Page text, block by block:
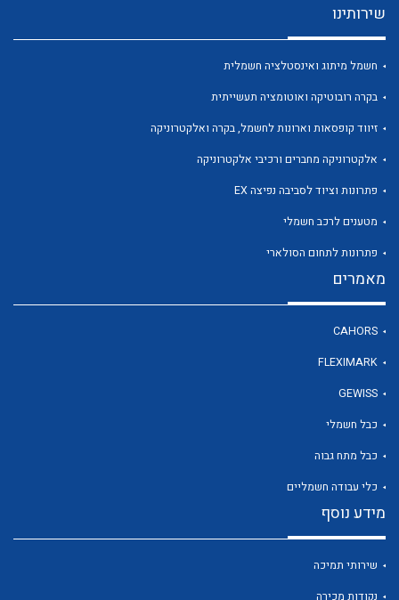
שירותינו
חשמל מיתוג ואינסטלציה חשמלית
בקרה רובוטיקה ואוטומציה תעשייתית
זיווד קופסאות וארונות לחשמל, בקרה ואלקטרוניקה
אלקטרוניקה מחברים ורכיבי אלקטרוניקה
פתרונות וציוד לסביבה נפיצה EX
מטענים לרכב חשמלי
פתרונות לתחום הסולארי
מאמרים
CAHORS
FLEXIMARK
GEWISS
כבל חשמלי
כבל מתח גבוה
כלי עבודה חשמליים
מידע נוסף
שירותי תמיכה
נקודות מכירה